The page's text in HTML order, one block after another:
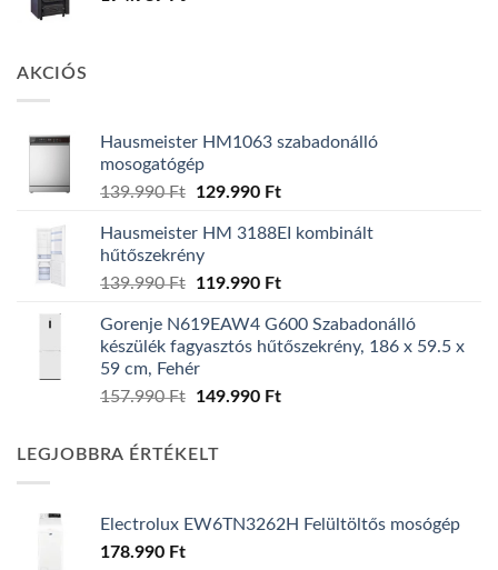
AKCIÓS
Hausmeister HM1063 szabadonálló
mosogatógép
139.990Ft
Original
was:
139.990 Ft.
129.990 FtCurrent
is:
Hausmeister HM 3188EI kombinált
hűtőszekrény
139.990Ft
Original
was:
139.990 Ft.
119.990 FtCurrent
is:
119.990 Ft.
Gorenje N619EAW4 G600 Szabadonálló
készülék fagyasztós hűtőszekrény, 186 x 59.5 x
59 cm, Fehér
157.990Ft
Original
157.990 Ft.
149.990 FtCurrent
LEGJOBBRA ÉRTÉKELT
Electrolux EW6TN3262H Felültöltős mosógép
178.990 Ft